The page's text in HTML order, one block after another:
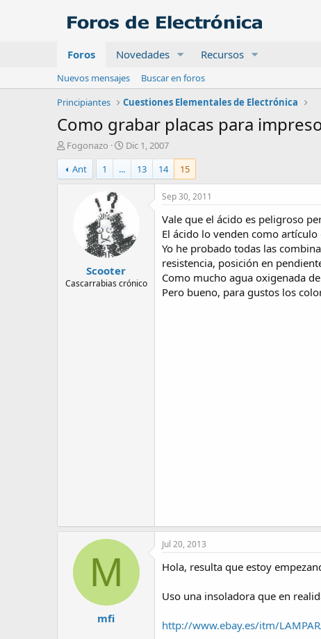
Foros Novedades Recursos
Nuevos mensajes
Buscar en foros
Principiantes
Cuestiones Elementales de Electrónica
Como grabar placas para
A
u
t
o
Fogonazo
F
e
h
i
n
c
i
Dic 1, 2007
Ant
1 ... 13 14 15
Scooter
Cascarrabias crónico
Sep 30, 2011
Vale que el ácido es peligroso
El ácido lo venden como
Yo he probado todas las
resistencia, posición en
Como mucho agua oxigenada
Pero bueno, para gustos los
M
mfi
Jul 20, 2013
Hola, resulta que estoy
Uso una insoladora que en
http://www.ebay.es/itm/